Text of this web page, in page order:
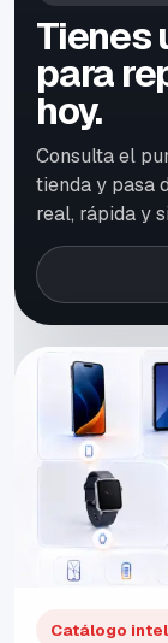
Tienes
para
hoy.
Consulta el
tienda y pasa
real, rápida y
Catálogo